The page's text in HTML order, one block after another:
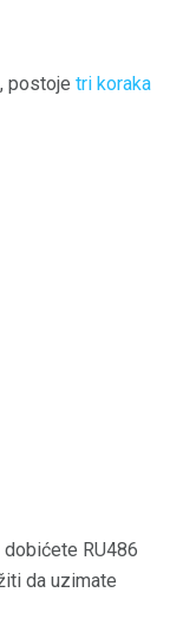
postoje tri koraka
RU486
da uzimate